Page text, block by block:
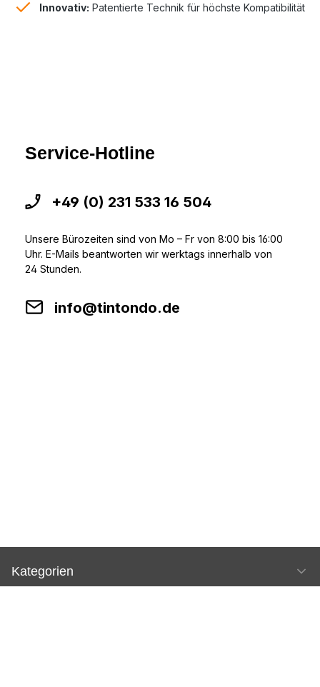
Innovativ: Patentierte Technik für höchste Kompatibilität
Service-Hotline
+49 (0) 231 533 16 504
Unsere Bürozeiten sind von Mo – Fr von 8:00 bis 16:00
Uhr. E-Mails beantworten wir werktags innerhalb von
24 Stunden.
info@tintondo.de
Kategorien